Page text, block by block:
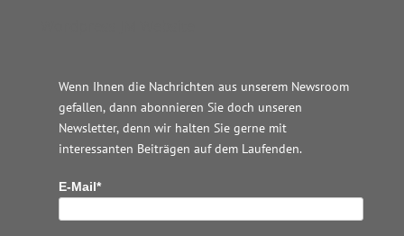
Wenn Ihnen die Nachrichten aus unserem Newsroom
gefallen, dann abonnieren Sie doch unseren
Newsletter, denn wir halten Sie gerne mit
interessanten Beiträgen auf dem Laufenden.
E-Mail*